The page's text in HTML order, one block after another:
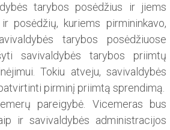
tarybos posėdžius ir jiems
posėdžių, kuriems pirmininkavo,
tarybos posėdžiuose
savivaldybės tarybos priimtų
Tokiu atveju, savivaldybės
pirminį priimtą sprendimą.
pareigybė. Vicemeras bus
ir savivaldybės administracijos